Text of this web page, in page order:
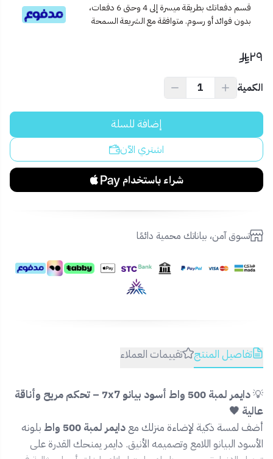
أفضل أداء مع هذا النوع من الدايمر.
قسم دفعاتك بطريقة ميسرة إلى 4 وحتى 6 دفعات،
بدون فوائد أو رسوم. متوافقة مع الشريعة السمحة
٢٩
الكمية
إضافة للسلة
اشتري الآن
تسوق آمن، بياناتك محمية دائمًا
تفاصيل المنتج تقييمات العملاء
💡
دايمر لمبة 500 واط أسود بيانو 7x7 – تحكم مريح وأناقة
عالية 🖤
أضف لمسة ذكية لإضاءة منزلك معدايمر لمبة 500 واط
بلونه
الأسود البيانو اللامع وتصميمه الأنيق. دايمر يمنحك القدرة على